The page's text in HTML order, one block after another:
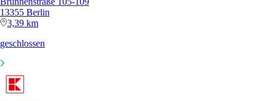
13355 Berlin
3,39 km
geschlossen